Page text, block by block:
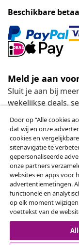
Beschikbare
Meld je aan
Sluit je aan bij
wekelijkse deals,
Onze sociale
Herroeping
Een annulering
Door op “Alle cookies
dat wij en onze
cookies en
sitenavigatie te
gepersonaliseerde
onze partners
websites en apps voor
advertentiemetingen.
functionele en
op elk moment
voettekst van de